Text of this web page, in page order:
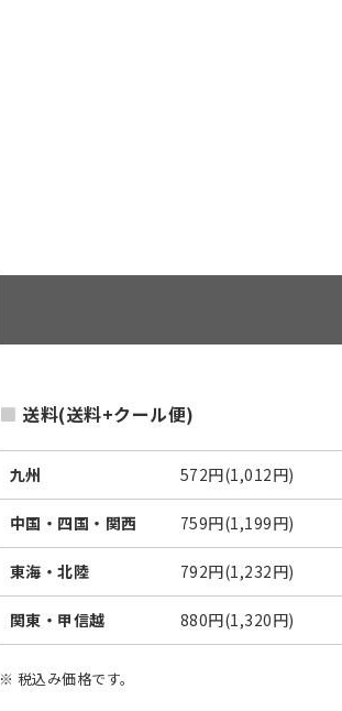
送料(送料+クール便)
九州 572円(1,012円)
中国・四国・関西 759円(1,199円)
東海・北陸 792円(1,232円)
関東・甲信越 880円(1,320円)
※ 税込み価格です。